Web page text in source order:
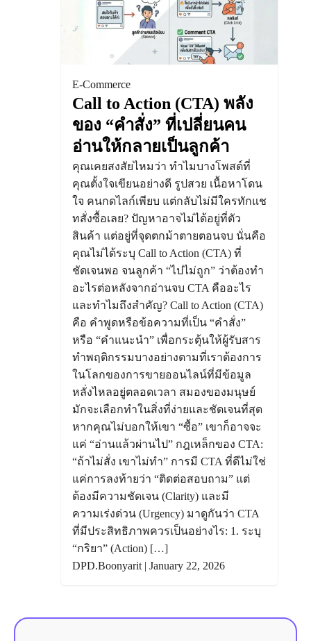
E-Commerce
Call to Action (CTA) พลัง
ของ “คำสั่ง” ที่เปลี่ยนคน
อ่านให้กลายเป็นลูกค้า
คุณเคยสงสัยไหมว่า ทำไมบางโพสต์ที่
คุณตั้งใจเขียนอย่างดี รูปสวย เนื้อหาโดน
ใจ คนกดไลก์เพียบ แต่กลับไม่มีใครทักแช
ทสั่งซื้อเลย? ปัญหาอาจไม่ได้อยู่ที่ตัว
สินค้า แต่อยู่ที่จุดตกม้าตายตอนจบ นั่นคือ
คุณไม่ได้ระบุ Call to Action (CTA) ที่
ชัดเจนพอ จนลูกค้า “ไปไม่ถูก” ว่าต้องทำ
อะไรต่อหลังจากอ่านจบ CTA คืออะไร
และทำไมถึงสำคัญ? Call to Action (CTA)
คือ คำพูดหรือข้อความที่เป็น “คำสั่ง”
หรือ “คำแนะนำ” เพื่อกระตุ้นให้ผู้รับสาร
ทำพฤติกรรมบางอย่างตามที่เราต้องการ
ในโลกของการขายออนไลน์ที่มีข้อมูล
หลั่งไหลอยู่ตลอดเวลา สมองของมนุษย์
มักจะเลือกทำในสิ่งที่ง่ายและชัดเจนที่สุด
หากคุณไม่บอกให้เขา “ซื้อ” เขาก็อาจจะ
แค่ “อ่านแล้วผ่านไป” กฎเหล็กของ CTA:
“ถ้าไม่สั่ง เขาไม่ทำ” การมี CTA ที่ดีไม่ใช่
แค่การลงท้ายว่า “ติดต่อสอบถาม” แต่
ต้องมีความชัดเจน (Clarity) และมี
ความเร่งด่วน (Urgency) มาดูกันว่า CTA
ที่มีประสิทธิภาพควรเป็นอย่างไร: 1. ระบุ
“กริยา” (Action) […]
DPD.Boonyarit | January 22, 2026